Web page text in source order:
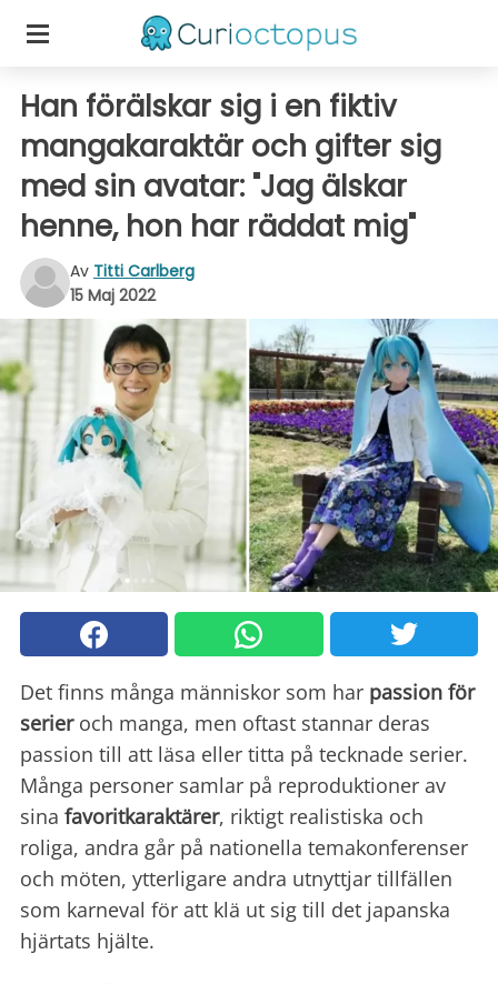
Han förälskar sig i en fiktiv
mangakaraktär och gifter sig
med sin avatar: "Jag älskar
henne, hon har räddat mig"
Av Titti Carlberg
15 Maj 2022
Det finns många människor som har passion för
serier och manga, men oftast stannar deras
passion till att läsa eller titta på tecknade serier.
Många personer samlar på reproduktioner av
sina favoritkaraktärer, riktigt realistiska och
roliga, andra går på nationella temakonferenser
och möten, ytterligare andra utnyttjar tillfällen
som karneval för att klä ut sig till det japanska
hjärtats hjälte.